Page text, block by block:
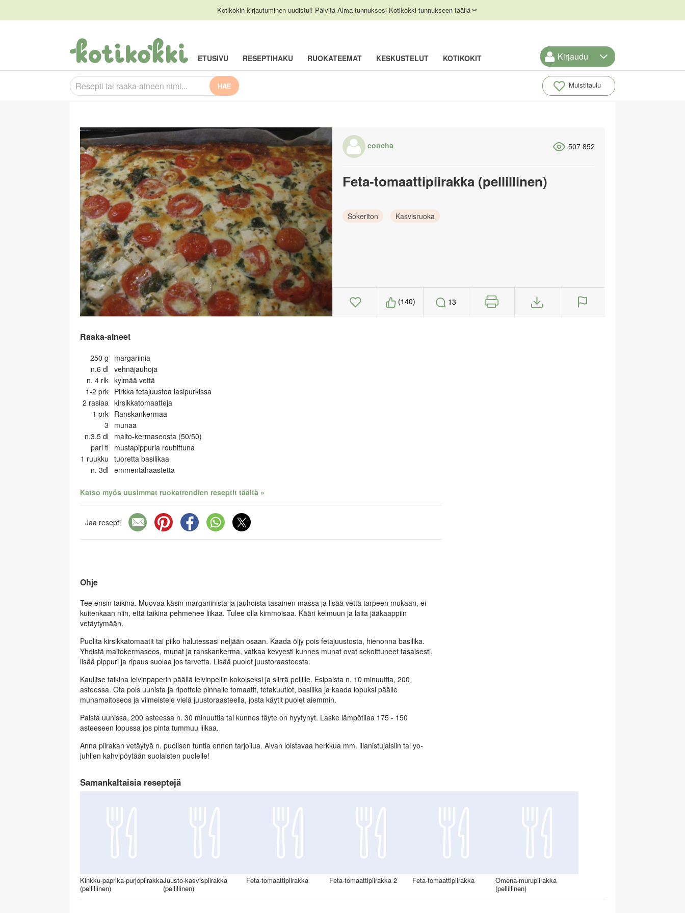
Kotikokin kirjautuminen uudistui! Päivitä Alma-tunnuksesi Kotikokki-tunnukseen täällä
ETUSIVU RESEPTIHAKU RUOKATEEMAT KESKUSTELUT KOTIKOKIT Kirjaudu
HAE Muistitaulu
concha 507 852
Feta-tomaattipiirakka (pellillinen)
Sokeriton Kasvisruoka
(140) 13
Raaka-aineet
250 g
margariinia
n.6 dl vehnäjauhoja
n. 4 rlk kylmää vettä
1-2 prk Pirkka fetajuustoa lasipurkissa
2 rasiaa kirsikkatomaatteja
1 prk Ranskankermaa
3
munaa
n.3.5 dl maito-kermaseosta (50/50)
pari tl mustapippuria rouhittuna
1 ruukku tuoretta basilikaa
n. 3dl emmentalraastetta
Katso myös uusimmat ruokatrendien reseptit täältä »
Jaa resepti
Ohje
Tee ensin taikina. Muovaa käsin margariinista ja jauhoista tasainen massa ja lisää vettä tarpeen mukaan, ei
kuitenkaan niin, että taikina pehmenee liikaa. Tulee olla kimmoisaa. Kääri kelmuun ja laita jääkaappiin
vetäytymään.
Puolita kirsikkatomaatit tai pilko halutessasi neljään osaan. Kaada öljy pois fetajuustosta, hienonna basilika.
Yhdistä maitokermaseos, munat ja ranskankerma, vatkaa kevyesti kunnes munat ovat sekoittuneet tasaisesti,
lisää pippuri ja ripaus suolaa jos tarvetta. Lisää puolet juustoraasteesta.
Kaulitse taikina leivinpaperin päällä leivinpellin kokoiseksi ja siirrä pellille. Esipaista n. 10 minuuttia, 200
asteessa. Ota pois uunista ja ripottele pinnalle tomaatit, fetakuutiot, basilika ja kaada lopuksi päälle
munamaitoseos ja viimeistele vielä juustoraasteella, josta käytit puolet aiemmin.
Paista uunissa, 200 asteessa n. 30 minuuttia tai kunnes täyte on hyytynyt. Laske lämpötilaa 175 - 150
asteeseen lopussa jos pinta tummuu liikaa.
Anna piirakan vetäytyä n. puolisen tuntia ennen tarjoilua. Aivan loistavaa herkkua mm. illanistujaisiin tai yo-
juhlien kahvipöytään suolaisten puolelle!
Samankaltaisia reseptejä
Kinkku-paprika-purjopiirakka
(pellillinen)
Juusto-kasvispiirakka
(pellillinen)
Feta-tomaattipiirakka Feta-tomaattipiirakka 2 Feta-tomaattipiirakka
Omena-murupiirakka
(pellillinen)